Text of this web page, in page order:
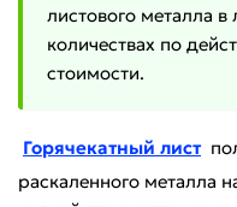
листового металла
количествах по
стоимости.
Горячекатный лист
раскаленного металла